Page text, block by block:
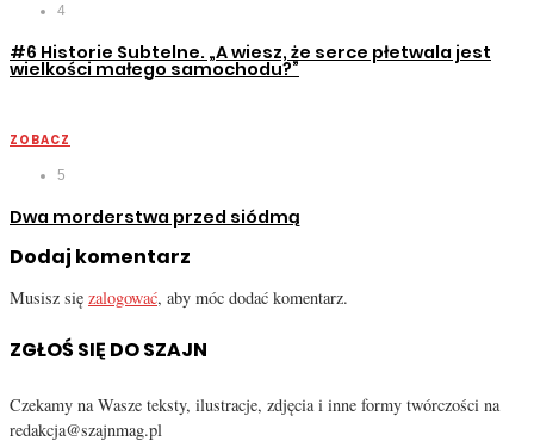
4
#6 Historie Subtelne. „A wiesz, że serce płetwala jest
wielkości małego samochodu?”
ZOBACZ
5
Dwa morderstwa przed siódmą
Dodaj komentarz
Musisz się zalogować, aby móc dodać komentarz.
ZGŁOŚ SIĘ DO SZAJN
Czekamy na Wasze teksty, ilustracje, zdjęcia i inne formy twórczości na
redakcja@szajnmag.pl